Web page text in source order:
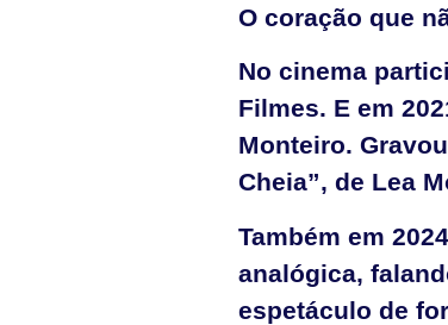
O coração que
No cinema
Filmes. E em
Monteiro.
Cheia”, de Lea
Também em
analógica,
espetáculo de